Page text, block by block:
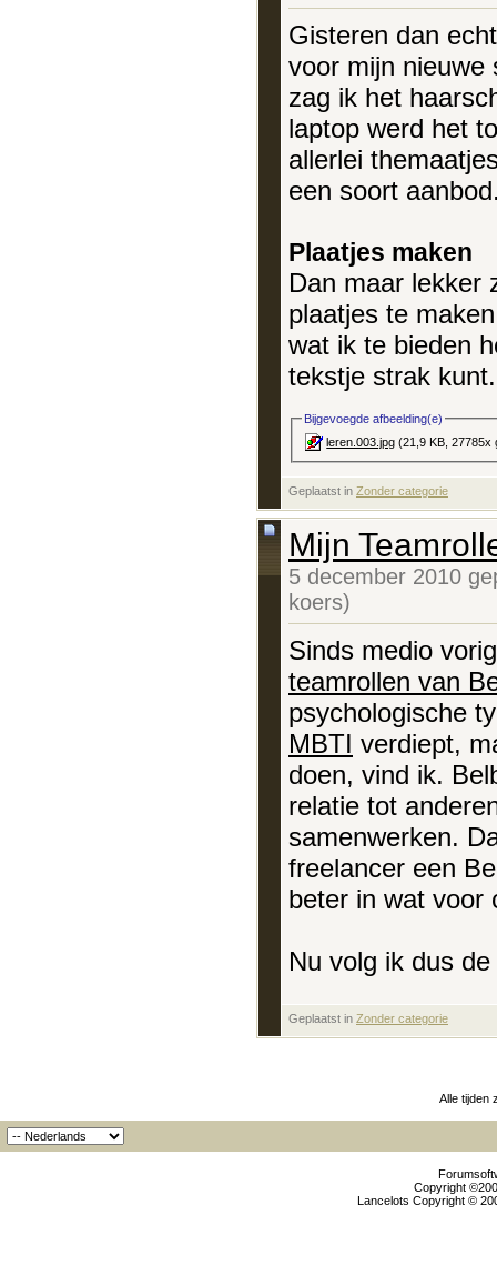
Gisteren dan
voor mijn nieuwe
zag ik het
laptop werd het
allerlei
een soort
Plaatjes maken
Dan maar lekker
plaatjes te
wat ik te bieden
tekstje strak
Bijgevoegde afbeelding(e)
leren.003.jpg (21,9 KB, 27785x
Geplaatst in Zonder categorie
Mijn
5 december 2010
koers)
Sinds medio
teamrollen van
psychologische
MBTI verdiept,
doen, vind ik.
relatie tot
samenwerken.
freelancer een
beter in wat voor
Nu volg ik dus
Geplaatst in Zonder categorie
Alle tijden
Copyright
Lancelots Copyright ©